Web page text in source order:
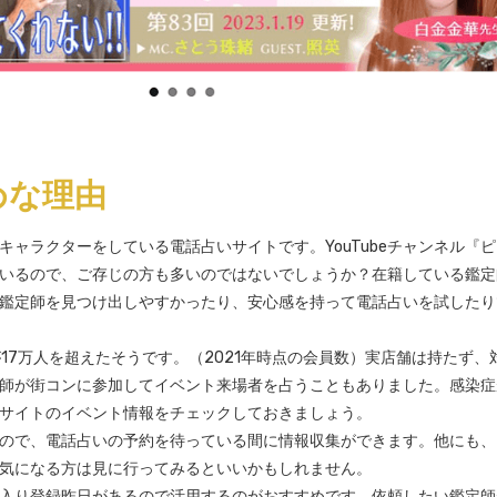
理由
るので、ご存じの方も多いのではないでしょうか？在籍している鑑
定師を見つけ出しやすかったり、安心感を持って電話占いを試した
万人を超えたそうです。（2021年時点の会員数）実店舗は持たず、
が街コンに参加してイベント来場者を占うこともありました。感染
トのイベント情報をチェックしておきましょう。
で、電話占いの予約を待っている間に情報収集ができます。他にも
なる方は見に行ってみるといいかもしれません。